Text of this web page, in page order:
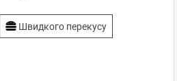
Швидкого перекусу